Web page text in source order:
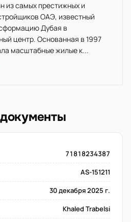
из самых престижных и
ОАЭ, известный
Дубая в
центр. Основанная в 1997
масштабные жилые к...
71818234387
AS-151211
30 декабря 2025 г.
Khaled Trabelsi